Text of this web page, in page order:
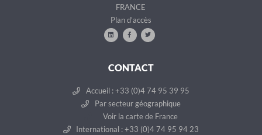
FRANCE
Plan d'accès
CONTACT
Accueil : +33 (0)4 74 95 39 95
Par secteur géographique
Voir la carte de France
International : +33 (0)4 74 95 94 23